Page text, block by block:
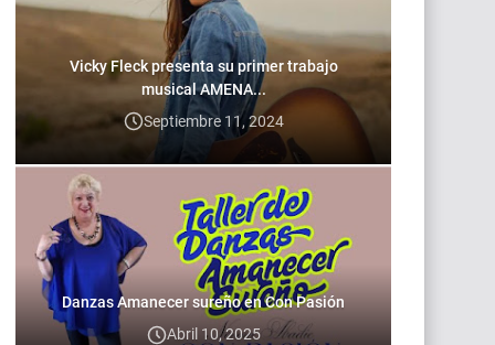
Vicky Fleck presenta su primer trabajo
musical AMENA...
Septiembre 11, 2024
Danzas Amanecer sureño en Con Pasión
Abril 10, 2025